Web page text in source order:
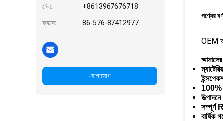
টেল: +8613967676718
ফ্যাক্স: 86-576-87412977
যোগাযোগ
পণ্যের
OEM
আমাদের
100%
সম্পূর্ণ
বার্ষিক